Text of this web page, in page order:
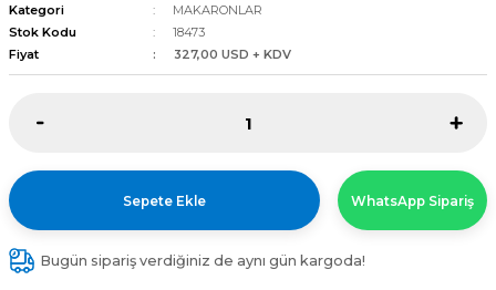
FANLAR
FANLAR
Kategori
MAKARONLAR
Stok Kodu
18473
Fiyat
327,00 USD + KDV
Sepete Ekle WhatsApp Sipariş
Bugün sipariş verdiğiniz de aynı gün kargoda!